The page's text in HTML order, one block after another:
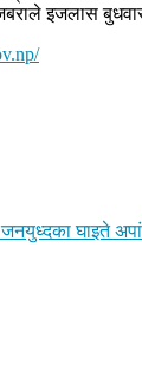
इजलास
जनयुध्दका घाइते